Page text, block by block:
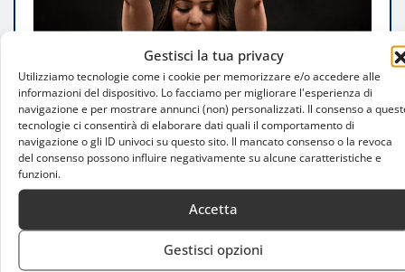
Gestisci la tua privacy
Utilizziamo tecnologie come i cookie per memorizzare e/o accedere alle
informazioni del dispositivo. Lo facciamo per migliorare l'esperienza di
navigazione e per mostrare annunci (non) personalizzati. Il consenso a
tecnologie ci consentirà di elaborare dati quali il comportamento di
navigazione o gli ID univoci su questo sito. Il mancato consenso o la revoca
del consenso possono influire negativamente su alcune caratteristiche e
funzioni.
Accetta
Gestisci opzioni